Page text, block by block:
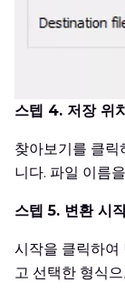
스텝 4. 저장 위
찾아보기를 클
니다. 파일 이름
스텝 5. 변환 시
시작을 클릭하여
고 선택한 형식